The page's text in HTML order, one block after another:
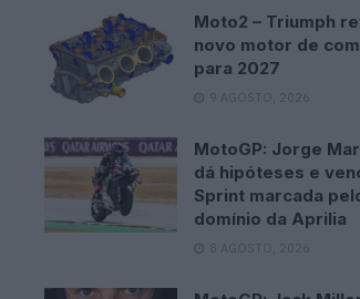
Moto2 – Triumph
novo motor de
para 2027
9 AGOSTO, 2026
MotoGP: Jorge
dá hipóteses e
Sprint marcada
domínio da Aprilia
8 AGOSTO, 2026